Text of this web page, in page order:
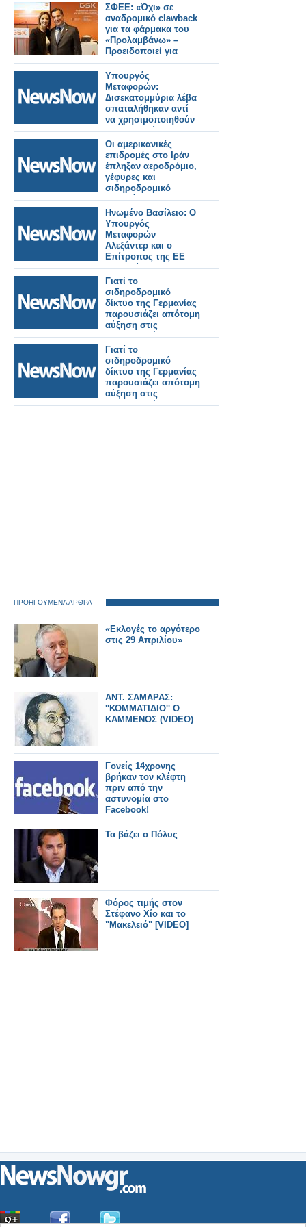
ΣΦΕΕ: «Όχι» σε
αναδρομικό clawback
για τα φάρμακα του
«Προλαμβάνω» –
Προειδοποιεί για
«επικίνδυνο
προηγούμενο»
Υπουργός
Μεταφορών:
Δισεκατομμύρια λέβα
σπαταλήθηκαν αντί
να χρησιμοποιηθούν
για μεταρρύθμιση των
σιδηροδρόμων.
Οι αμερικανικές
επιδρομές στο Ιράν
έπληξαν αεροδρόμιο,
γέφυρες και
σιδηροδρομικό
σταθμό.
Ηνωμένο Βασίλειο: Ο
Υπουργός
Μεταφορών
Αλεξάντερ και ο
Επίτροπος της ΕΕ
Τζιτζικώστας, θα
διασφαλίσουν την
ομαλή λειτουργία των
συνοριακών ελέγχων
μέσω του EES.
Γιατί το
σιδηροδρομικό
δίκτυο της Γερμανίας
παρουσιάζει απότομη
αύξηση στις
εγκληματικές
επιθέσεις.
Γιατί το
σιδηροδρομικό
δίκτυο της Γερμανίας
παρουσιάζει απότομη
αύξηση στις
εγκληματικές
ΠΡΟΗΓΟΥΜΕΝΑ ΑΡΘΡΑ
«Εκλογές το αργότερο
στις 29 Απριλίου»
ΑΝΤ. ΣΑΜΑΡΑΣ:
''ΚΟΜΜΑΤΙΔΙΟ'' Ο
ΚΑΜΜΕΝΟΣ (VIDEO)
Γονείς 14χρονης
βρήκαν τον κλέφτη
πριν από την
αστυνομία στο
Facebook!
Τα βάζει ο Πόλυς
Φόρος τιμής στον
Στέφανο Χίο και το
"Μακελειό" [VIDEO]